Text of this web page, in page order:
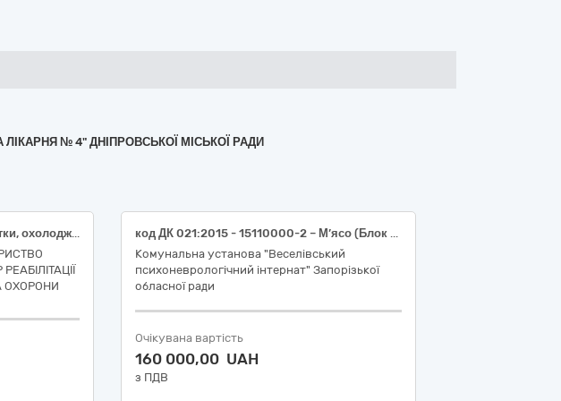
ЛІКАРНЯ № 4" ДНІПРОВСЬКОЇ МІСЬКОЇ РАДИ
Яловичина тазостегнова, без кістки, охолоджена, сорт перший, ДСТУ 4426; Філе куряче, охолоджене, перша категорія, ДСТУ 3143
ОХОРОНИ
код ДК 021:2015 - 15110000-2 – М’ясо (Блок з яловичини знежилованої, заморожений, сорт вищий, ГСТУ 46.019)
Комунальна установа "Веселівський
психоневрологічний інтернат" Запорізької
обласної ради
Очікувана вартість
160 000,00 UAH
з ПДВ